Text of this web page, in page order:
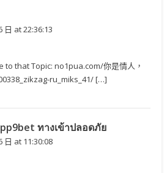
日 at 22:36:13
that Topic: no1pua.com/你是情人，
ru_miks_41/ […]
ทางเข้าปลอดภัย
日 at 11:30:08